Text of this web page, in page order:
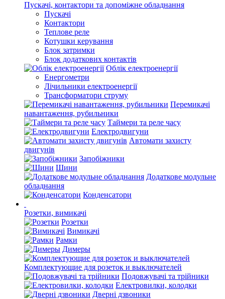
Пускачі, контактори та допоміжне обладнання
Пускачі
Контактори
Теплове реле
Котушки керування
Блок затримки
Блок додаткових контактів
Облік електроенергії
Енергометри
Лічильники електроенергії
Трансформатори струму
Перемикачі
навантаження, рубильники
Таймери та реле часу
Електродвигуни
Автомати захисту
двигунів
Запобіжники
Шини
Додаткове модульне
обладнання
Конденсатори
Розетки, вимикачі
Розетки
Вимикачі
Рамки
Димеры
Комплектующие для розеток и выключателей
Подовжувачі та трійники
Електровилки, колодки
Дверні дзвоники